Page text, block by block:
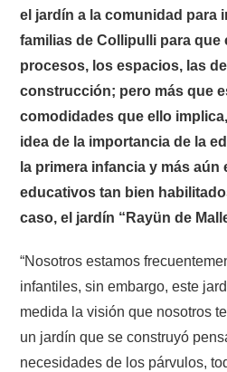
el jardín a la comunidad para
familias de Collipulli para
procesos, los espacios, las
construcción; pero más que
comodidades que ello
idea de la importancia de la
la primera infancia y más aún
educativos tan bien
caso, el jardín “Rayün de
“Nosotros estamos
infantiles, sin embargo, este
medida la visión que nosotros
un jardín que se construyó
necesidades de los párvulos,